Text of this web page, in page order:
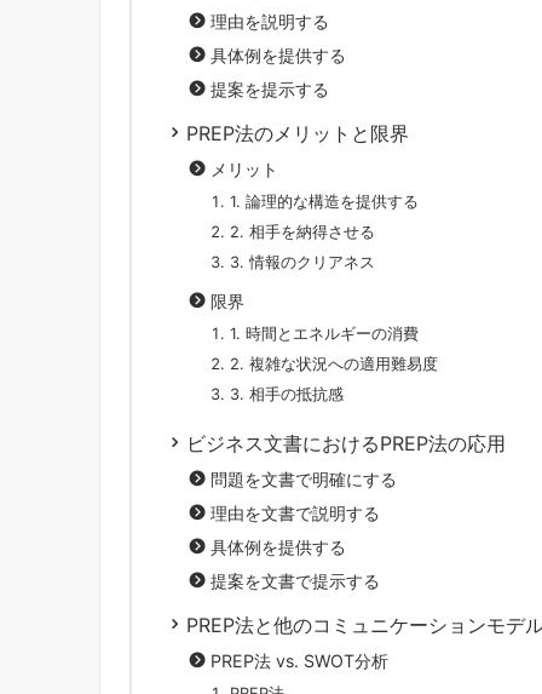
理由を説明する
具体例を提供する
提案を提示する
PREP法のメリットと限界
メリット
1. 論理的な構造を提供する
2. 相手を納得させる
3. 情報のクリアネス
限界
1. 時間とエネルギーの消費
2. 複雑な状況への適用難易度
3. 相手の抵抗感
ビジネス文書におけるPREP法の応用
問題を文書で明確にする
理由を文書で説明する
具体例を提供する
提案を文書で提示する
PREP法と他のコミュニケーションモデ
PREP法 vs. SWOT分析